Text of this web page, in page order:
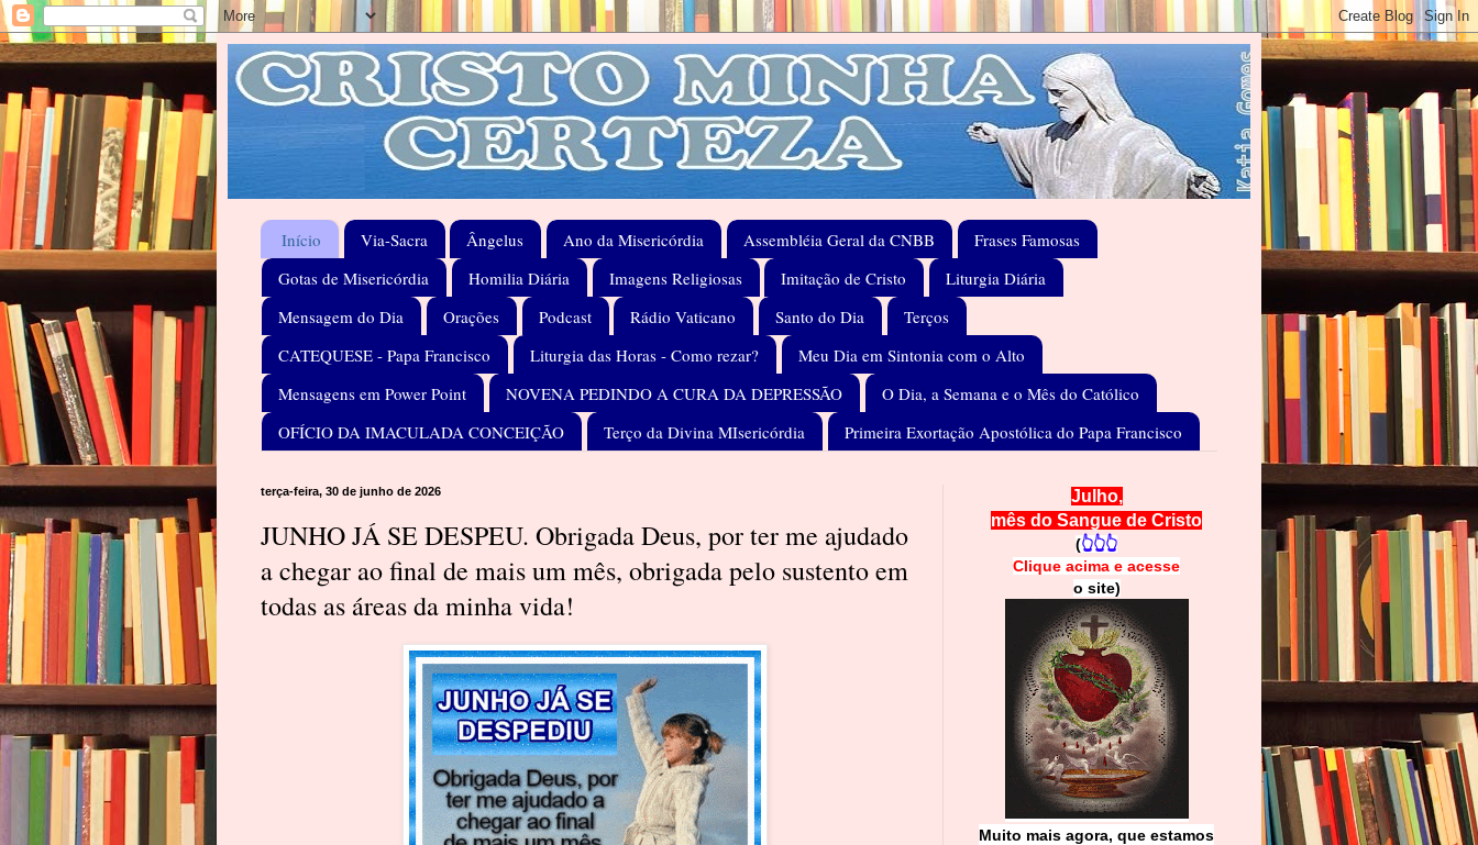
Início Via-Sacra Ângelus Ano da Misericórdia Assembléia Geral da CNBB
Frases Famosas
Gotas de Misericórdia
Homilia Diária Imagens Religiosas Imitação de Cristo
Liturgia Diária
Mensagem do Dia
Orações Podcast Rádio Vaticano Santo do Dia
Terços
CATEQUESE - Papa Francisco
Liturgia das Horas - Como rezar?
Meu Dia em Sintonia com o Alto
Mensagens em Power Point
NOVENA PEDINDO A CURA DA DEPRESSÃO
O Dia, a Semana e o Mês do Católico
OFÍCIO DA IMACULADA CONCEIÇÃO
Terço da Divina MIsericórdia Primeira Exortação Apostólica do Papa Francisco
terça-feira, 30 de junho de 2026
JUNHO JÁ SE DESPEU. Obrigada Deus, por ter me ajudado
a chegar ao final de mais um mês, obrigada pelo sustento em
todas as áreas da minha vida!
Julho,
mês do Sangue de Cristo
(👆👆👆
Clique acima e acesse
o site)
Muito mais agora, que estamos